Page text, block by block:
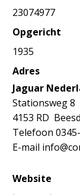
23074977
Opgericht
1935
Adres
Jaguar
Stationsweg 8
4153 RD Beesd
Telefoon
E-mail
Website